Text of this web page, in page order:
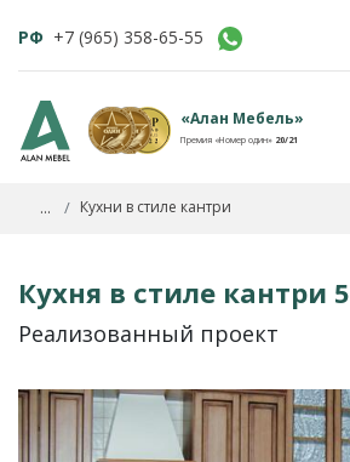
РФ +7 (965) 358-65-55
«Алан Мебель»
Премия «Номер один» 20/21
... Кухни в стиле кантри
Кухня в стиле кантри 5
Реализованный проект